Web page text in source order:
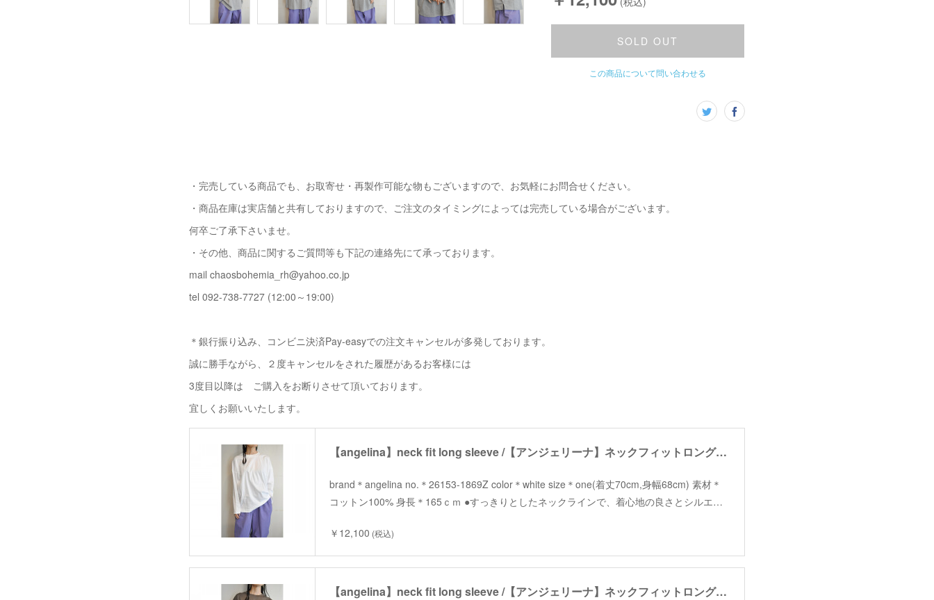
SOLD OUT
この商品について問い合わせる
・完売している商品でも、お取寄せ・再製作可能な物もございますので、お気軽にお問合せください。
・商品在庫は実店舗と共有しておりますので、ご注文のタイミングによっては完売している場合がございます。
何卒ご了承下さいませ。
・その他、商品に関するご質問等も下記の連絡先にて承っております。
mail chaosbohemia_rh@yahoo.co.jp
tel 092-738-7727 (12:00～19:00)
＊銀行振り込み、コンビニ決済Pay-easyでの注文キャンセルが多発しております。
誠に勝手ながら、２度キャンセルをされた履歴があるお客様には
3度目以降は ご購入をお断りさせて頂いております。
宜しくお願いいたします。
【angelina】neck fit long sleeve /【アンジェリーナ】ネックフィットロングスリーブ
brand＊angelina no.＊26153-1869Z color＊white size＊one(着丈70cm,身幅68cm) 素材＊
コットン100% 身長＊165ｃｍ ●すっきりとしたネックラインで、着心地の良さとシルエ…
￥12,100 (税込)
【angelina】neck fit long sleeve /【アンジェリーナ】ネックフィットロングスリーブ